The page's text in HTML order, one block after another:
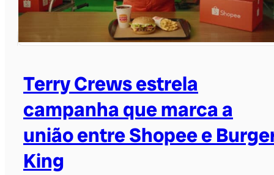
Terry Crews estrela
campanha que marca a
união entre Shopee e
King